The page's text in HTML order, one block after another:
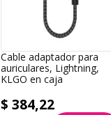
Cable adaptador para
auriculares, Lightning,
KLGO en caja
$ 384,22